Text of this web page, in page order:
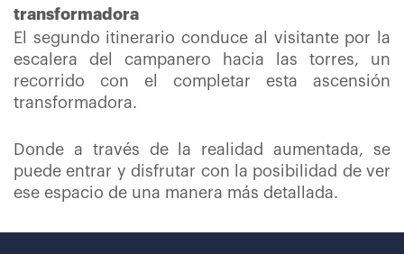
transformadora
El segundo itinerario conduce al visitante por la
escalera del campanero hacia las torres, un
recorrido con el completar esta ascensión
transformadora.
Donde a través de la realidad aumentada, se
puede entrar y disfrutar con la posibilidad de ver
ese espacio de una manera más detallada.